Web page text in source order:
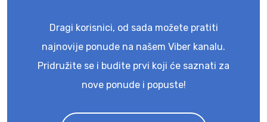
Dragi korisnici, od sada možete pratiti
najnovije ponude na našem Viber kanalu.
Pridružite se i budite prvi koji će saznati za
nove ponude i popuste!